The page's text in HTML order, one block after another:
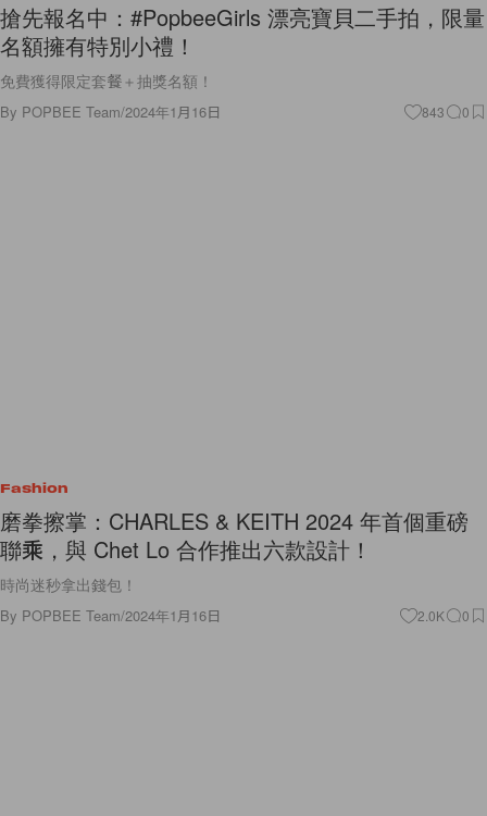
搶先報名中：#PopbeeGirls 漂亮寶貝二手拍，限量
名額擁有特別小禮！
免費獲得限定套餐＋抽獎名額！
By POPBEE Team/2024年1月16日 843 0
Fashion
磨拳擦掌：CHARLES & KEITH 2024 年首個重磅
聯乘，與 Chet Lo 合作推出六款設計！
時尚迷秒拿出錢包！
By POPBEE Team/2024年1月16日 2.0K 0